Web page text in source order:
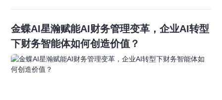
金蝶AI星瀚赋能AI财务管理变革，企业AI转型
下财务智能体如何创造价值？